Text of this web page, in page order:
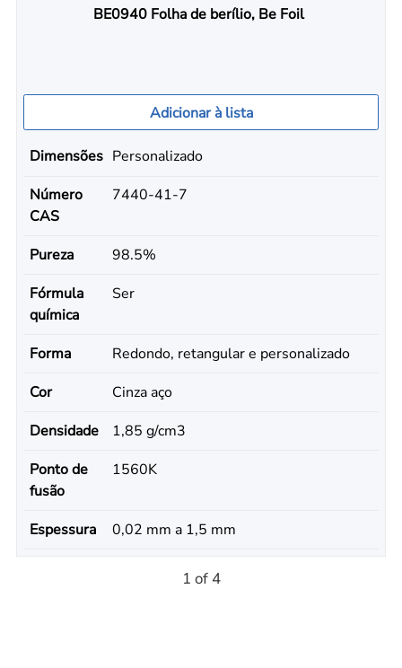
BE0940 Folha de berílio, Be Foil
Adicionar à lista
Dimensões Personalizado
Número
CAS
7440-41-7
Pureza
98.5%
Fórmula
química
Ser
Forma
Redondo, retangular e personalizado
Cor
Cinza aço
Densidade
1,85 g/cm3
Ponto de
fusão
1560K
Espessura 0,02 mm a 1,5 mm
1 of 4